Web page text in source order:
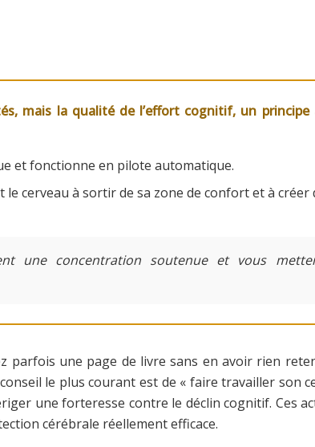
mais la qualité de l’effort cognitif, un
et fonctionne en pilote automatique.
cerveau à sortir de sa zone de confort et à créer
une concentration soutenue et vous
parfois une page de livre sans en avoir rien
le plus courant est de « faire travailler son
une forteresse contre le déclin cognitif. Ces
cérébrale réellement efficace.